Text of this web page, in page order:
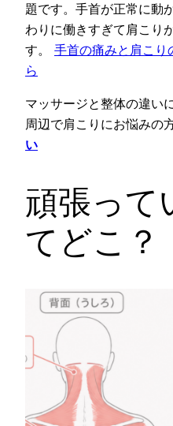
題です。手首が正常に動
わりに働きすぎて肩こり
す。 手首の痛みと肩こり
ら
マッサージと整体の違い
周辺で肩こりにお悩みの
い
頑張って
てどこ？